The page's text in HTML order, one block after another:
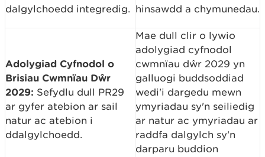
dalgylchoedd integredig. hinsawdd a chymunedau.
Adolygiad Cyfnodol o
Brisiau Cwmnïau Dŵr
2029: Sefydlu dull PR29
ar gyfer atebion ar sail
natur ac atebion i
ddalgylchoedd.
Mae dull clir o lywio
adolygiad cyfnodol
cwmnïau dŵr 2029 yn
galluogi buddsoddiad
wedi'i dargedu mewn
ymyriadau sy'n seiliedig
ar natur ac ymyriadau ar
raddfa dalgylch sy'n
darparu buddion